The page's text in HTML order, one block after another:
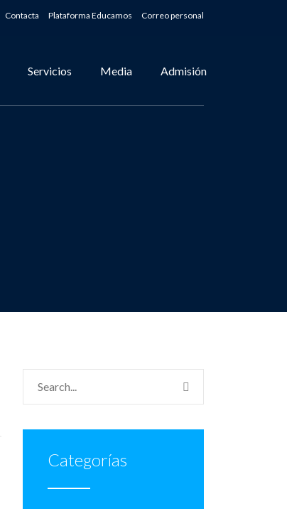
Contacta Plataforma Educamos Correo personal
Servicios Media Admisión
Categorías